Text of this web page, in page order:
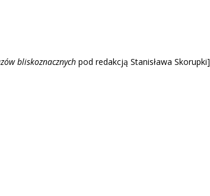
bliskoznacznych pod redakcją Stanisława Skorupki]